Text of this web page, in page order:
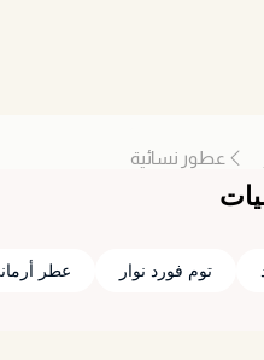
عطور نسائية
توم فورد نوار عطر